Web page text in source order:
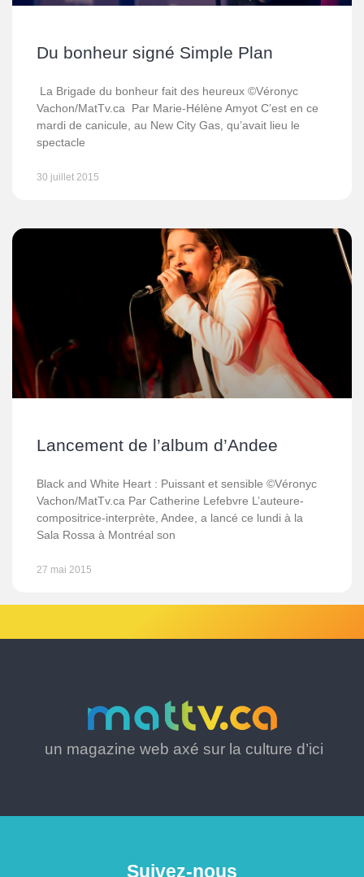
Du bonheur signé Simple Plan
La Brigade du bonheur fait des heureux ©Véronyc
Vachon/MatTv.ca Par Marie-Hélène Amyot C’est en ce
mardi de canicule, au New City Gas, qu’avait lieu le
spectacle
30 juillet 2015
Lancement de l’album d’Andee
Black and White Heart : Puissant et sensible ©Véronyc
Vachon/MatTv.ca Par Catherine Lefebvre L’auteure-
compositrice-interprète, Andee, a lancé ce lundi à la
Sala Rossa à Montréal son
27 mai 2015
un magazine web axé sur la culture d’ici
Suivez-nous